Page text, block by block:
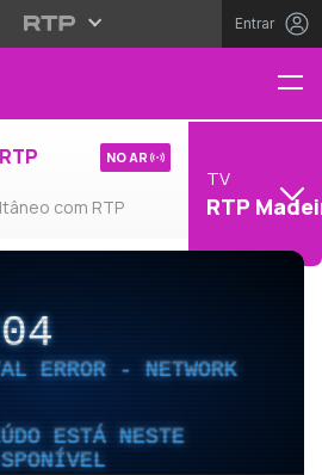
Entrar
com RTP
NO AR
TV
RTP
ERROR - NETWORK
ESTÁ NESTE